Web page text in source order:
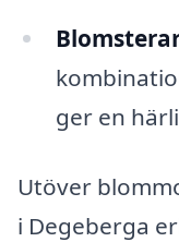
ger en
Utöver
i Degeberga